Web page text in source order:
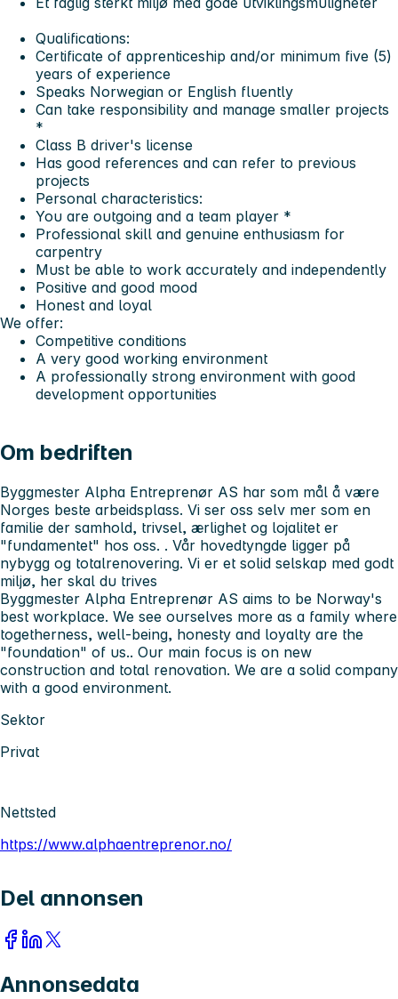
Qualifications:
Certificate of apprenticeship and/or minimum five (5)
years of experience
Speaks Norwegian or English fluently
Can take responsibility and manage smaller projects
*
Class B driver's license
Has good references and can refer to previous
projects
Personal characteristics:
You are outgoing and a team player *
Professional skill and genuine enthusiasm for
carpentry
Must be able to work accurately and independently
Positive and good mood
Honest and loyal
We offer:
Competitive conditions
A very good working environment
A professionally strong environment with good
development opportunities
Om bedriften
Byggmester Alpha Entreprenør AS har som mål å være
Norges beste arbeidsplass. Vi ser oss selv mer som en
familie der samhold, trivsel, ærlighet og lojalitet er
"fundamentet" hos oss. . Vår hovedtyngde ligger på
nybygg og totalrenovering. Vi er et solid selskap med godt
miljø, her skal du trives
Byggmester Alpha Entreprenør AS aims to be Norway's
best workplace. We see ourselves more as a family where
togetherness, well-being, honesty and loyalty are the
"foundation" of us.. Our main focus is on new
construction and total renovation. We are a solid company
with a good environment.
Sektor
Privat
Nettsted
https://www.alphaentreprenor.no/
Del annonsen
Annonsedata